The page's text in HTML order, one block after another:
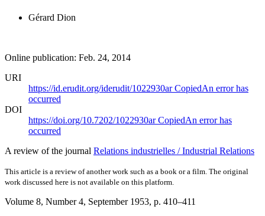
Gérard Dion
Online publication: Feb. 24, 2014
URI
https://id.erudit.org/iderudit/1022930arCopiedAn error has
occurred
DOI
https://doi.org/10.7202/1022930arCopiedAn error has
occurred
A review of the journal Relations industrielles / Industrial Relations
This article is a review of another work such as a book or a film. The original
work discussed here is not available on this platform.
Volume 8, Number 4, September 1953, p. 410–411